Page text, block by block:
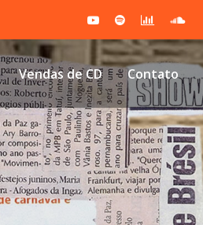
Vendas de CD Contato